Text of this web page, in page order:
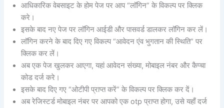
आधिकारिक वेबसाइट के होम पेज पर आप “लॉगिन” के विकल्प पर क्लिक
करे।
इसके बाद नए पेज पर लॉगिन आईडी और पासवर्ड डालकर लॉगिन कर लें।
लॉगिन करने के बाद दिए गए विकल्प “आवेदन एंव भुगतान की स्थिति” पर
क्लिक कर लें।
अब एक पेज खुलकर आएगा, यहां आवेदन संख्या, मोबाइल नंबर और कैप्चा
कोड दर्ज करे।
इसके बाद दिए गए “ओटीपी प्राप्त करें” के विकल्प पर क्लिक कर दें।
अब रेजिस्टर्ड मोबाइल नंबर पर आपको एक otp प्राप्त होगा, उसे यहाँ दर्ज